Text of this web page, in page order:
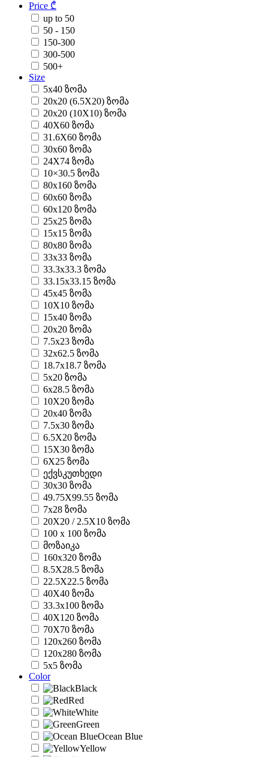
Price ₾
up to 50
50 - 150
150-300
300-500
500+
Size
5x40 ზომა
20x20 (6.5X20) ზომა
20x20 (10X10) ზომა
40X60 ზომა
31.6X60 ზომა
30x60 ზომა
24X74 ზომა
10×30.5 ზომა
80x160 ზომა
60x60 ზომა
60x120 ზომა
25x25 ზომა
15x15 ზომა
80x80 ზომა
33x33 ზომა
33.3x33.3 ზომა
33.15x33.15 ზომა
45x45 ზომა
10X10 ზომა
15x40 ზომა
20x20 ზომა
7.5x23 ზომა
32x62.5 ზომა
18.7x18.7 ზომა
5x20 ზომა
6x28.5 ზომა
10X20 ზომა
20x40 ზომა
7.5x30 ზომა
6.5X20 ზომა
15X30 ზომა
6X25 ზომა
ექვსკუთხედი
30x30 ზომა
49.75X99.55 ზომა
7x28 ზომა
20X20 / 2.5X10 ზომა
100 x 100 ზომა
მოზაიკა
160x320 ზომა
8.5X28.5 ზომა
22.5X22.5 ზომა
40X40 ზომა
33.3x100 ზომა
40X120 ზომა
70X70 ზომა
120x260 ზომა
120x280 ზომა
5x5 ზომა
Color
Black
Red
White
Green
Ocean Blue
Yellow